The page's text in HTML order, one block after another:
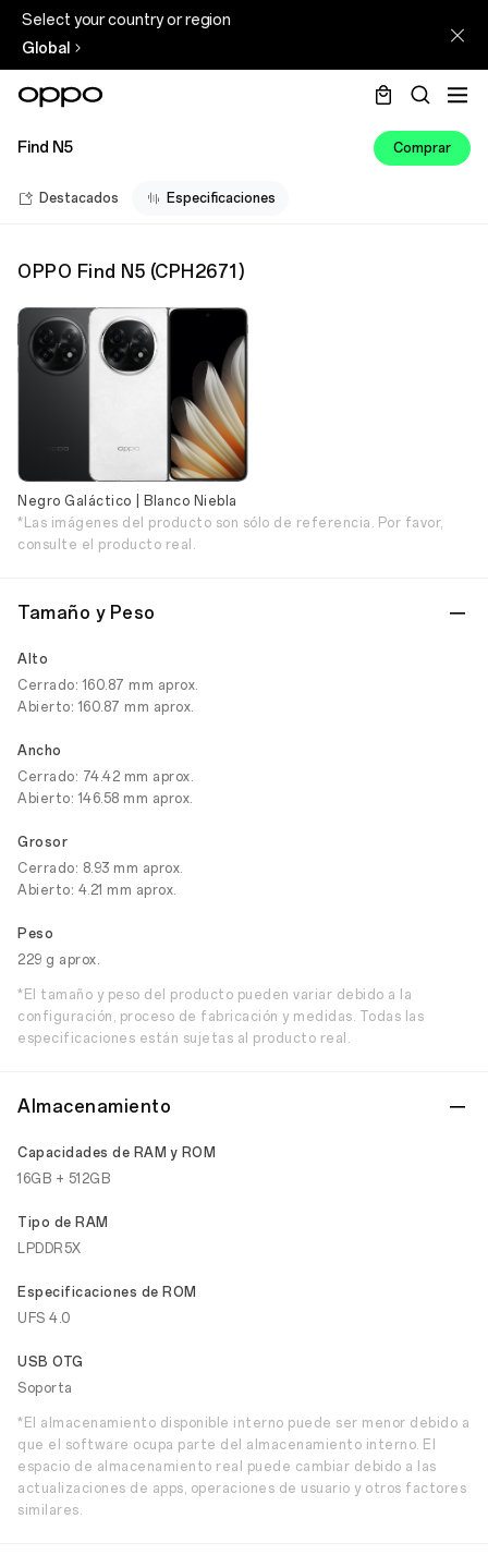
Select your country or region
Global
Find N5 Comprar
Destacados Especificaciones
OPPO Find N5 (CPH2671 )
Negro Galáctico | Blanco Niebla
*Las imágenes del producto son sólo de referencia. Por favor,
consulte el producto real.
Tamaño y Peso
Alto
Cerrado: 160.87 mm aprox.
Abierto: 160.87 mm aprox.
Ancho
Cerrado: 74.42 mm aprox.
Abierto: 146.58 mm aprox.
Grosor
Cerrado: 8.93 mm aprox.
Abierto: 4.21 mm aprox.
Peso
229 g aprox.
*El tamaño y peso del producto pueden variar debido a la
configuración, proceso de fabricación y medidas. Todas las
especificaciones están sujetas al producto real.
Almacenamiento
Capacidades de RAM y ROM
16GB + 512GB
Tipo de RAM
LPDDR5X
Especificaciones de ROM
UFS 4.0
USB OTG
Soporta
*El almacenamiento disponible interno puede ser menor debido a
que el software ocupa parte del almacenamiento interno. El
espacio de almacenamiento real puede cambiar debido a las
actualizaciones de apps, operaciones de usuario y otros factores
similares.